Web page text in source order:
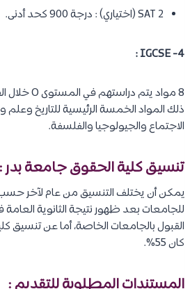
SAT 2 (اختياري) : درجة 900 كحد أدنى.
4- IGCSE :
ذلك المواد الخمسة الرئيسية للتاريخ
الاجتماع والجيولوجيا والفلسفة.
تنسيق كلية الحقوق جامعة بدر :
يمكن أن يختلف التنسيق من عام لآخر
للجامعات بعد ظهور نتيجة الثانوية
كان 55%.